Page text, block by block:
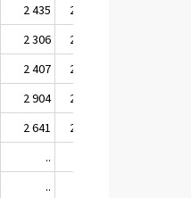
2 435
2 364
2 306
2 270
2 407
2 364
2 904
2 880
2 641
2 525
..
..